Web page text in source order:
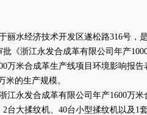
丽水经济技术开发区遂松路316号，
《浙江永发合成革有限公司年产
万米合成革生产线项目环境影响报
米的生产规模。
江永发合成革有限公司年产1600万
大揉纹机、40台小型揉纹机以及1